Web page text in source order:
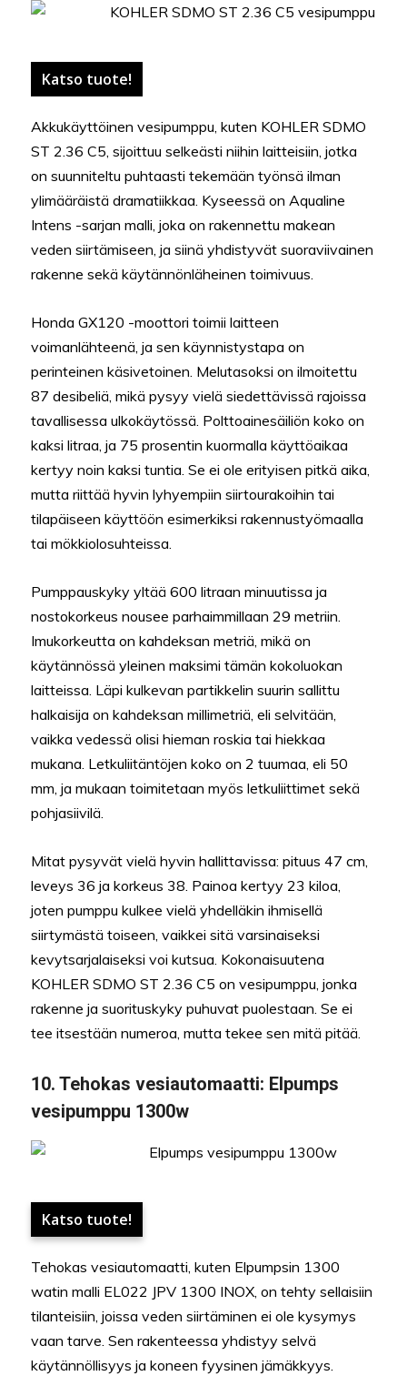
Katso tuote!
Akkukäyttöinen vesipumppu, kuten KOHLER SDMO
ST 2.36 C5, sijoittuu selkeästi niihin laitteisiin, jotka
on suunniteltu puhtaasti tekemään työnsä ilman
ylimääräistä dramatiikkaa. Kyseessä on Aqualine
Intens -sarjan malli, joka on rakennettu makean
veden siirtämiseen, ja siinä yhdistyvät suoraviivainen
rakenne sekä käytännönläheinen toimivuus.
Honda GX120 -moottori toimii laitteen
voimanlähteenä, ja sen käynnistystapa on
perinteinen käsivetoinen. Melutasoksi on ilmoitettu
87 desibeliä, mikä pysyy vielä siedettävissä rajoissa
tavallisessa ulkokäytössä. Polttoainesäiliön koko on
kaksi litraa, ja 75 prosentin kuormalla käyttöaikaa
kertyy noin kaksi tuntia. Se ei ole erityisen pitkä aika,
mutta riittää hyvin lyhyempiin siirtourakoihin tai
tilapäiseen käyttöön esimerkiksi rakennustyömaalla
tai mökkiolosuhteissa.
Pumppauskyky yltää 600 litraan minuutissa ja
nostokorkeus nousee parhaimmillaan 29 metriin.
Imukorkeutta on kahdeksan metriä, mikä on
käytännössä yleinen maksimi tämän kokoluokan
laitteissa. Läpi kulkevan partikkelin suurin sallittu
halkaisija on kahdeksan millimetriä, eli selvitään,
vaikka vedessä olisi hieman roskia tai hiekkaa
mukana. Letkuliitäntöjen koko on 2 tuumaa, eli 50
mm, ja mukaan toimitetaan myös letkuliittimet sekä
pohjasiivilä.
Mitat pysyvät vielä hyvin hallittavissa: pituus 47 cm,
leveys 36 ja korkeus 38. Painoa kertyy 23 kiloa,
joten pumppu kulkee vielä yhdelläkin ihmisellä
siirtymästä toiseen, vaikkei sitä varsinaiseksi
kevytsarjalaiseksi voi kutsua. Kokonaisuutena
KOHLER SDMO ST 2.36 C5 on vesipumppu, jonka
rakenne ja suorituskyky puhuvat puolestaan. Se ei
tee itsestään numeroa, mutta tekee sen mitä pitää.
10. Tehokas vesiautomaatti: Elpumps
vesipumppu 1300w
Katso tuote!
Tehokas vesiautomaatti, kuten Elpumpsin 1300
watin malli EL022 JPV 1300 INOX, on tehty sellaisiin
tilanteisiin, joissa veden siirtäminen ei ole kysymys
vaan tarve. Sen rakenteessa yhdistyy selvä
käytännöllisyys ja koneen fyysinen jämäkkyys.